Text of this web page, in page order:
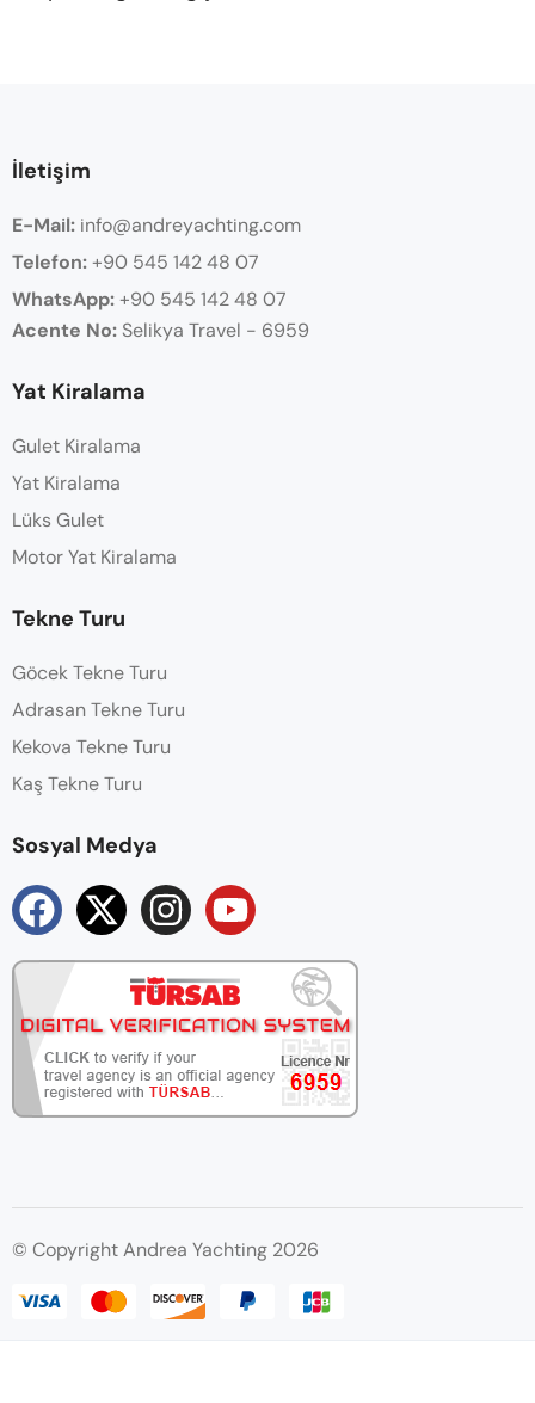
İletişim
E-Mail: info@andreyachting.com
Telefon:+90 545 142 48 07
WhatsApp:+90 545 142 48 07
Acente No: Selikya Travel - 6959
Yat Kiralama
Gulet Kiralama
Yat Kiralama
Lüks Gulet
Motor Yat Kiralama
Tekne Turu
Göcek Tekne Turu
Adrasan Tekne Turu
Kekova Tekne Turu
Kaş Tekne Turu
Sosyal Medya
© Copyright Andrea Yachting 2026